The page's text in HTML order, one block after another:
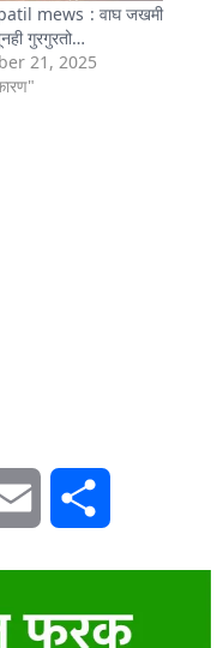
mews : वाघ जखमी
गुरगुरतो…
21, 2025
Email